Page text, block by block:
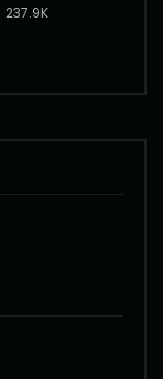
237.9K